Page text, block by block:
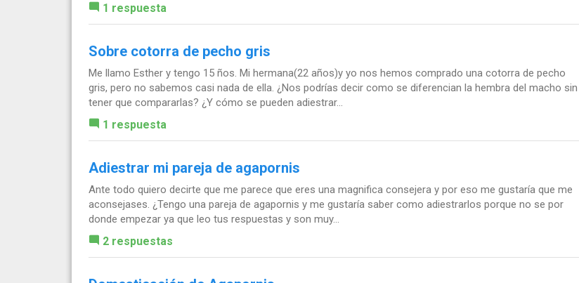
1 respuesta
Sobre cotorra de pecho gris
Me llamo Esther y tengo 15 ños. Mi hermana(22 años)y yo nos hemos comprado una cotorra de pecho
gris, pero no sabemos casi nada de ella. ¿Nos podrías decir como se diferencian la hembra del macho sin
tener que compararlas? ¿Y cómo se pueden adiestrar...
1 respuesta
Adiestrar mi pareja de agapornis
Ante todo quiero decirte que me parece que eres una magnifica consejera y por eso me gustaría que me
aconsejases. ¿Tengo una pareja de agapornis y me gustaría saber como adiestrarlos porque no se por
donde empezar ya que leo tus respuestas y son muy...
2 respuestas